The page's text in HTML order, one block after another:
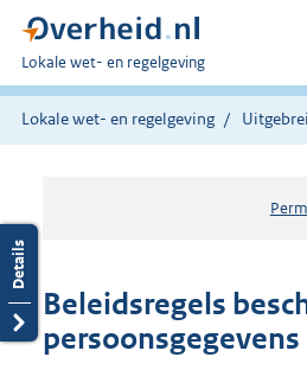
U
bent
hier:
Lokale wet- en regelgeving
Lokale wet- en regelgeving
Beleidsregels
persoonsgegevens